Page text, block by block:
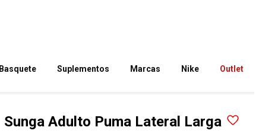
Basquete Suplementos Marcas Nike Outlet
Sunga Adulto Puma Lateral Larga